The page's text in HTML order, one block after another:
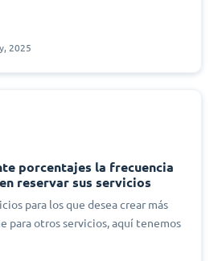
2025
porcentajes la frecuencia
reservar sus servicios
para los que desea crear más
para otros servicios, aquí tenemos